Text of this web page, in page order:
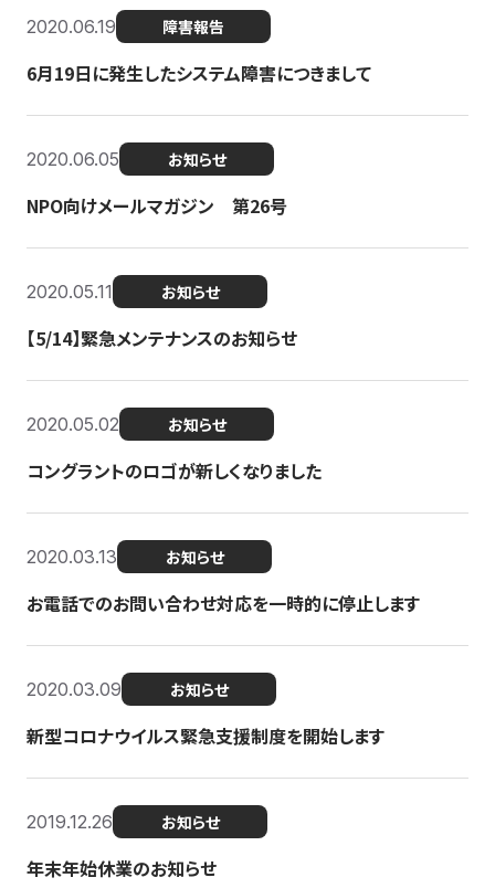
2020.06.19 障害報告
6月19日に発生したシステム障害につきまして
2020.06.05 お知らせ
NPO向けメールマガジン 第26号
2020.05.11 お知らせ
【5/14】緊急メンテナンスのお知らせ
2020.05.02 お知らせ
コングラントのロゴが新しくなりました
2020.03.13 お知らせ
お電話でのお問い合わせ対応を一時的に停止します
2020.03.09 お知らせ
新型コロナウイルス緊急支援制度を開始します
2019.12.26 お知らせ
年末年始休業のお知らせ